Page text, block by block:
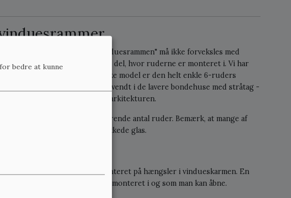
forskellige størrelser. "Vinduesrammen" må ikke forveksles med
som åbner - populært sagt den del, hvor ruderne er monteret i. Vi har
to ruder og op. Den klassiske model er den helt enkle 6-ruders
i højden). Den blev typisk anvendt i de lavere bondehuse med stråtag -
takt med husenes størrelse og arkitekturen.
udformninger og med et varierende antal ruder. Bemærk, at mange af
det originale blæste eller trukkede glas.
som man åbner og som er monteret på hængsler i vindueskarmen. En
men til den del, som glasset er monteret i og som man kan åbne.
bedre at kunne